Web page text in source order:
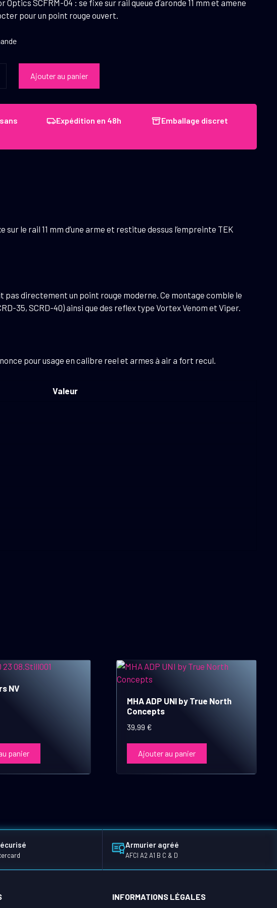
Optics SCFRM-04 : se fixe sur rail queue d’aronde 11 mm et amene
pour un point rouge ouvert.
Ajouter au panier
Expédition en 48h Emballage discret
le rail 11 mm d’une arme et restitue dessus l’empreinte TEK
pas directement un point rouge moderne. Ce montage comble le
35, SCRD-40) ainsi que des reflex type Vortex Venom et Viper.
pour usage en calibre reel et armes à air a fort recul.
Valeur
NV
panier
MHA ADP UNI by True North
Concepts
39,99 €
Ajouter au panier
Armurier agréé
AFCI A2 A1 B C & D
INFORMATIONS LÉGALES